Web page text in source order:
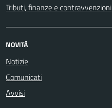
Tributi, finanze e contravvenzioni
NOVITÀ
Notizie
Comunicati
Avvisi